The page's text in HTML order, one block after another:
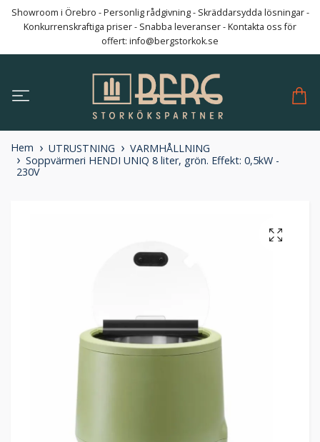
Showroom i Örebro - Personlig rådgivning - Skräddarsydda lösningar -
Konkurrenskraftiga priser - Snabba leveranser - Kontakta oss för
offert: info@bergstorkok.se
Hem UTRUSTNING
VARMHÅLLNING
Soppvärmeri HENDI UNIQ 8 liter, grön. Effekt: 0,5kW -
230V